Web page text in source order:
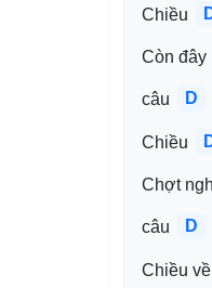
Chiều
Còn đây
câu D
Chiều
Chợt
câu D
Chiều